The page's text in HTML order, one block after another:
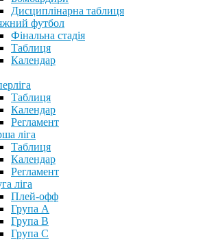
Дисциплінарна таблиця
футбол
Фінальна стадія
Таблиця
Календар
Таблиця
Календар
Регламент
ліга
Таблиця
Календар
Регламент
ліга
Плей-офф
Група А
Група В
Група С